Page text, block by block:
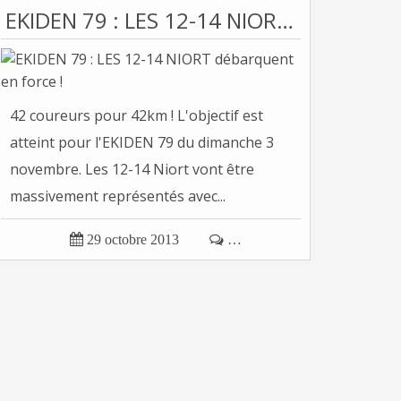
EKIDEN 79 : LES 12-14 NIORT débarquent en force !
42 coureurs pour 42km ! L'objectif est
atteint pour l'EKIDEN 79 du dimanche 3
novembre. Les 12-14 Niort vont être
massivement représentés avec...
 29 octobre 2013  …